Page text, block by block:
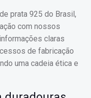
prata 925 do Brasil,
com nossos
claras
de fabricação
uma cadeia ética e